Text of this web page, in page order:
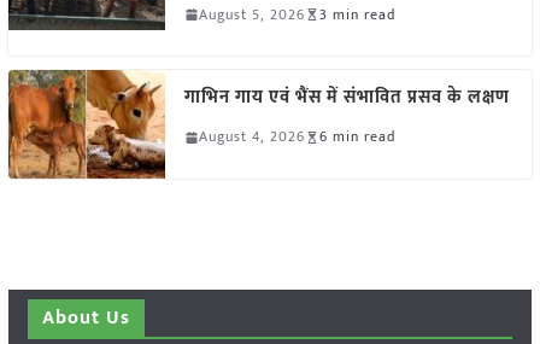
August 5, 2026 3 min read
गाभिन गाय एवं भैंस में संभावित प्रसव के लक्षण
August 4, 2026 6 min read
About Us